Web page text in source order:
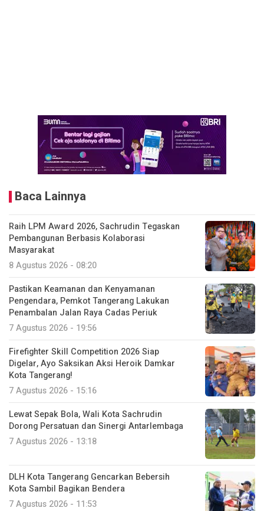
Baca Lainnya
Raih LPM Award 2026, Sachrudin Tegaskan
Pembangunan Berbasis Kolaborasi
Masyarakat
8 Agustus 2026 - 08:20
Pastikan Keamanan dan Kenyamanan
Pengendara, Pemkot Tangerang Lakukan
Penambalan Jalan Raya Cadas Periuk
7 Agustus 2026 - 19:56
Firefighter Skill Competition 2026 Siap
Digelar, Ayo Saksikan Aksi Heroik Damkar
Kota Tangerang!
7 Agustus 2026 - 15:16
Lewat Sepak Bola, Wali Kota Sachrudin
Dorong Persatuan dan Sinergi Antarlembaga
7 Agustus 2026 - 13:18
DLH Kota Tangerang Gencarkan Bebersih
Kota Sambil Bagikan Bendera
7 Agustus 2026 - 11:53